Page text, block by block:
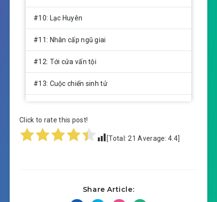
#10: Lạc Huyên
#11: Nhân cấp ngũ giai
#12: Tới cửa vấn tội
#13: Cuộc chiến sinh tử
#15: Huyết Đao Trại
#18: Cổ gia có nữ Cổ Lam Tịch
Click to rate this post!
[Total:21 Average:4.4]
Share Article: